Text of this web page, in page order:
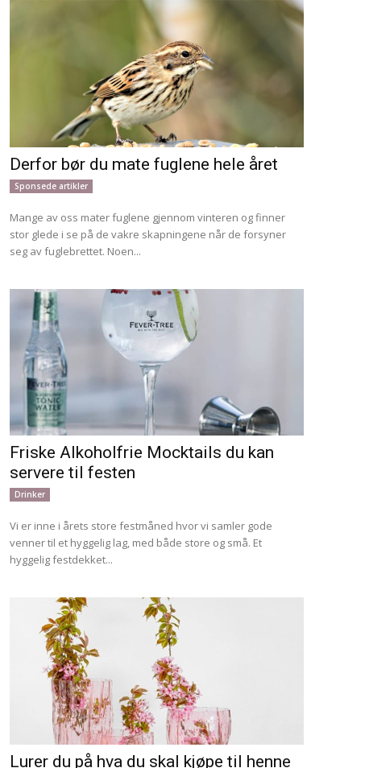
Derfor bør du mate fuglene hele året
Sponsede artikler
Mange av oss mater fuglene gjennom vinteren og finner
stor glede i se på de vakre skapningene når de forsyner
seg av fuglebrettet. Noen...
Friske Alkoholfrie Mocktails du kan
servere til festen
Drinker
Vi er inne i årets store festmåned hvor vi samler gode
venner til et hyggelig lag, med både store og små. Et
hyggelig festdekket...
Lurer du på hva du skal kjøpe til henne